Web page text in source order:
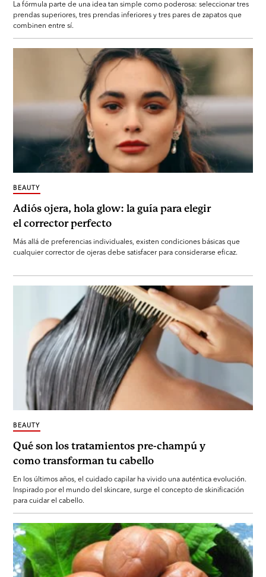
La fórmula parte de una idea tan simple como poderosa: seleccionar tres
prendas superiores, tres prendas inferiores y tres pares de zapatos que
combinen entre sí.
Adiós ojera, hola glow: la guía para elegir
el corrector perfecto
BEAUTY
Más allá de preferencias individuales, existen condiciones básicas que
cualquier corrector de ojeras debe satisfacer para considerarse eficaz.
Qué son los tratamientos pre-champú y
como transforman tu cabello
BEAUTY
En los últimos años, el cuidado capilar ha vivido una auténtica evolución.
Inspirado por el mundo del skincare, surge el concepto de skinificación
para cuidar el cabello.